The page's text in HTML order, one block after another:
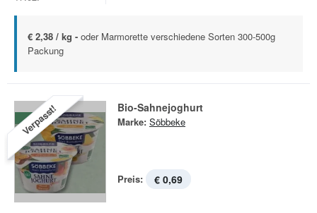
€ 2,38 / kg - oder Marmorette verschiedene Sorten 300-500g
Packung
Verpasst! Bio-Sahnejoghurt
Marke: Söbbeke
Preis: € 0,69